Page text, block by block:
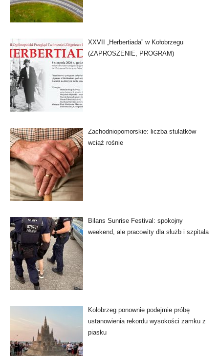
XXVII „Herbertiada” w Kołobrzegu
(ZAPROSZENIE, PROGRAM)
Zachodniopomorskie: liczba stulatków
wciąż rośnie
Bilans Sunrise Festival: spokojny
weekend, ale pracowity dla służb i szpitala
Kołobrzeg ponownie podejmie próbę
ustanowienia rekordu wysokości zamku z
piasku